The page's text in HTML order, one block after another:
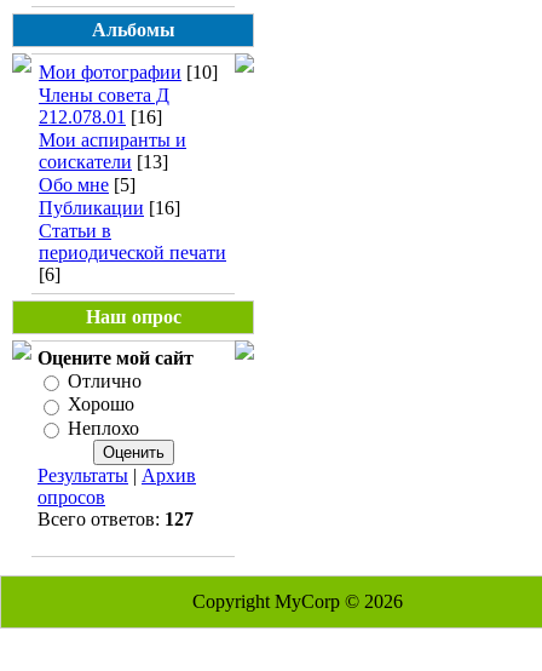
Альбомы
Мои фотографии [10]
Члены совета Д
212.078.01 [16]
Мои аспиранты и
соискатели [13]
Обо мне [5]
Публикации [16]
Статьи в
периодической печати
[6]
Наш опрос
Оцените мой сайт
Отлично
Хорошо
Неплохо
Результаты | Архив
опросов
Всего ответов: 127
Copyright MyCorp © 2026